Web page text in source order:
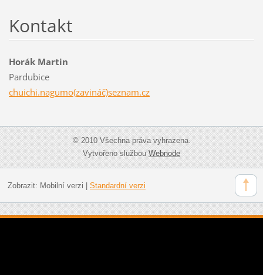
Kontakt
Horák Martin
Pardubice
chuichi.nagumo(zavináč)seznam.cz
© 2010 Všechna práva vyhrazena.
Vytvořeno službouWebnode
Zobrazit: Mobilní verzi Standardní verzi